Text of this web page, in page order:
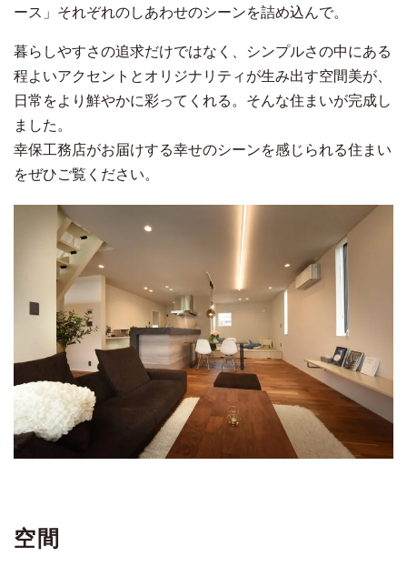
ース」それぞれのしあわせのシーンを詰め込んで。
暮らしやすさの追求だけではなく、シンプルさの中にある
程よいアクセントとオリジナリティが生み出す空間美が、
日常をより鮮やかに彩ってくれる。そんな住まいが完成し
ました。
幸保工務店がお届けする幸せのシーンを感じられる住まい
をぜひご覧ください。
空間